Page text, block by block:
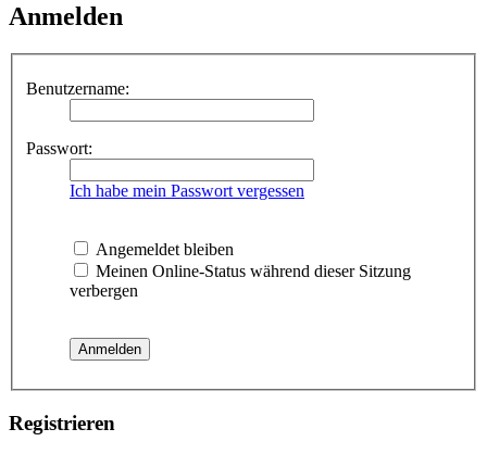
Anmelden
Benutzername:
Passwort:
Ich habe mein Passwort vergessen
Angemeldet bleiben
Meinen Online-Status während dieser Sitzung
verbergen
Registrieren